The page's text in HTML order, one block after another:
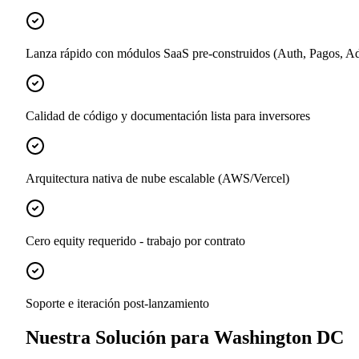
Lanza rápido con módulos SaaS pre-construidos (Auth, Pagos,
Calidad de código y documentación lista para inversores
Arquitectura nativa de nube escalable (AWS/Vercel)
Cero equity requerido - trabajo por contrato
Soporte e iteración post-lanzamiento
Nuestra Solución para Washington DC